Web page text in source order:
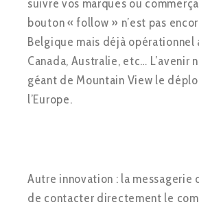
suivre vos marques ou
bouton « follow » n’est pas
Belgique mais déjà opérationnel
Canada, Australie, etc… L’avenir
géant de Mountain View le
l’Europe.
Autre innovation : la messagerie
de contacter directement le